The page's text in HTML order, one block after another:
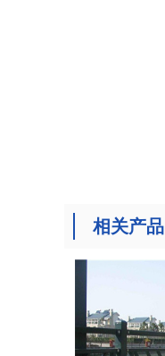
相关产品